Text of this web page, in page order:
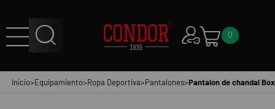
0
Inicio>Equipamiento>Ropa Deportiva>Pantalones>Pantalon de chandal